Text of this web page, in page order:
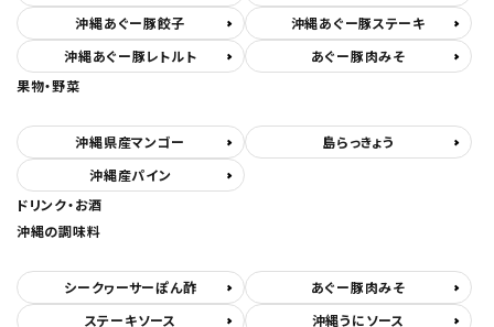
沖縄あぐー豚餃子
沖縄あぐー豚ステーキ
沖縄あぐー豚レトルト
あぐー豚肉みそ
果物・野菜
沖縄県産マンゴー
島らっきょう
沖縄産パイン
ドリンク・お酒
沖縄の調味料
シークヮーサーぽん酢
あぐー豚肉みそ
ステーキソース
沖縄うにソース